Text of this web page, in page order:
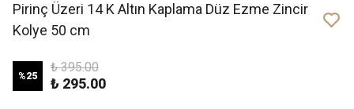
Pirinç Üzeri 14 K Altın Kaplama Düz Ezme Zincir
Kolye 50 cm
%25
₺ 395.00
₺ 295.00